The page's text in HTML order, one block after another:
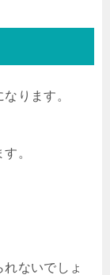
ります。
。
ないでしょ